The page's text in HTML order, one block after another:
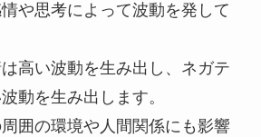
や思考によって波動を発して
高い波動を生み出し、ネガテ
動を生み出します。
囲の環境や人間関係にも影響